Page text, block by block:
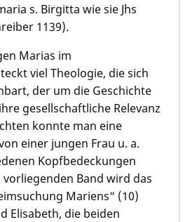
s. Birgitta wie sie Jhs
1139).
Marias im
viel Theologie, die sich
der um die Geschichte
gesellschaftliche Relevanz
konnte man eine
einer jungen Frau u. a.
Kopfbedeckungen
Band wird das
Mariens“ (10)
Elisabeth, die beiden